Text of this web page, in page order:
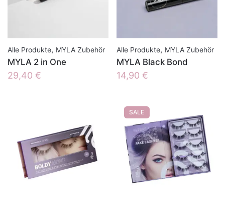
Alle Produkte, MYLA Zubehör
MYLA 2 in One
29,40 €
Alle Produkte, MYLA Zubehör
MYLA Black Bond
14,90 €
SALE